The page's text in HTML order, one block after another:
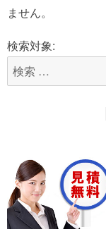
ません。
検索対象: